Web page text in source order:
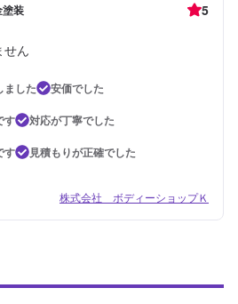
装 5
せん
ました
安価でした
す
対応が丁寧でした
す
見積もりが正確でした
株式会社 ボディーショップＫ